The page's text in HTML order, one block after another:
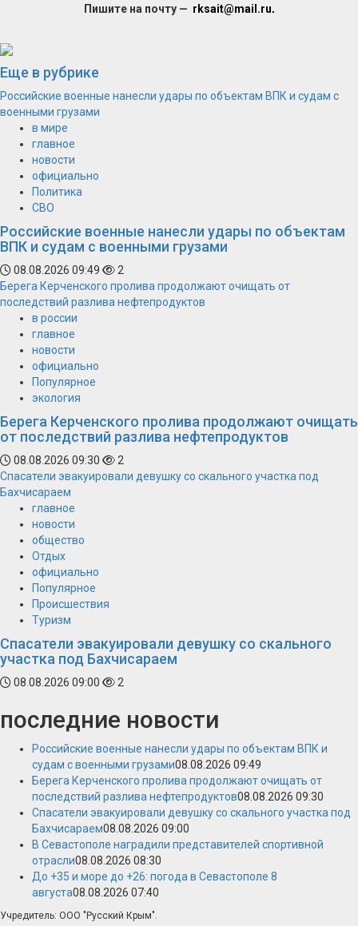
Пишите на почту — rksait@mail.ru.
Еще в рубрике
Российские военные нанесли удары по объектам ВПК и судам с
военными грузами
в мире
главное
новости
официально
Политика
СВО
Российские военные нанесли удары по объектам
ВПК и судам с военными грузами
08.08.2026 09:49
2
Берега Керченского пролива продолжают очищать от
последствий разлива нефтепродуктов
в россии
главное
новости
официально
Популярное
экология
Берега Керченского пролива продолжают очищать
от последствий разлива нефтепродуктов
08.08.2026 09:30
2
Спасатели эвакуировали девушку со скального участка под
Бахчисараем
главное
новости
общество
Отдых
официально
Популярное
Происшествия
Туризм
Спасатели эвакуировали девушку со скального
участка под Бахчисараем
08.08.2026 09:00 2
последние новости
Российские военные нанесли удары по объектам ВПК и
судам с военными грузами08.08.2026 09:49
Берега Керченского пролива продолжают очищать от
последствий разлива нефтепродуктов08.08.2026 09:30
Спасатели эвакуировали девушку со скального участка под
Бахчисараем08.08.2026 09:00
В Севастополе наградили представителей спортивной
отрасли08.08.2026 08:30
До +35 и море до +26: погода в Севастополе 8
августа08.08.2026 07:40
Учредитель: ООО "Русский Крым".